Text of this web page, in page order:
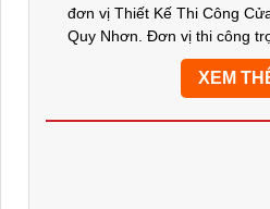
đơn vị Thiết Kế Thi Công
Quy Nhơn. Đơn vị thi công
Hiệp Lực Apple ๏ Địa chỉ:
XEM